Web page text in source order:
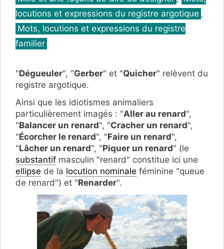
locutions et expressions du registre argotique ,
Mots, locutions et expressions du registre
familier
"Dégueuler", "Gerber" et "Quicher" relèvent du
registre argotique.
Ainsi que les idiotismes animaliers
particulièrement imagés : "Aller au renard",
"Balancer un renard", "Cracher un renard",
"Écorcher le renard", "Faire un renard",
"Lâcher un renard", "Piquer un renard" (le
substantif masculin "renard" constitue ici une
ellipse de la locution nominale féminine "queue
de renard") et "Renarder".